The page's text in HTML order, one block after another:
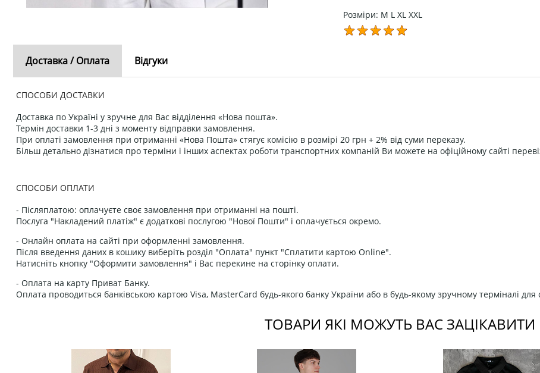
Розміри: M L XL XXL
Доставка / Оплата Відгуки
СПОСОБИ ДОСТАВКИ
Доставка по Україні у зручне для Вас відділення «Нова пошта».
Термін доставки 1-3 дні з моменту відправки замовлення.
При оплаті замовлення при отриманні «Нова Пошта» стягує комісію в розмірі 20 грн + 2% від суми переказу.
Більш детально дізнатися про терміни і інших аспектах роботи транспортних компаній Ви можете на офіційному сайті
СПОСОБИ ОПЛАТИ
- Післяплатою: оплачуєте своє замовлення при отриманні на пошті.
Послуга "Накладений платіж" є додаткові послугою "Нової Пошти" і оплачується окремо.
- Онлайн оплата на сайті при оформленні замовлення.
Після введення даних в кошику виберіть розділ "Оплата" пункт "Сплатити картою Online".
Натисніть кнопку "Оформити замовлення" і Вас перекине на сторінку оплати.
- Оплата на карту Приват Банку.
Оплата проводиться банківською картою Visa, MasterCard будь-якого банку України або в будь-якому зручному терміналі для
ТОВАРИ ЯКІ МОЖУТЬ ВАС ЗАЦІКАВИТИ